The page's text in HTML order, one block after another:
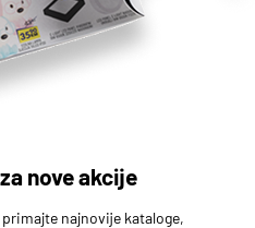
nove akcije
najnovije kataloge,